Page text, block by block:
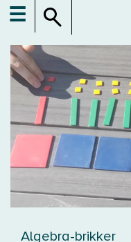
☰
Algebra-brikker